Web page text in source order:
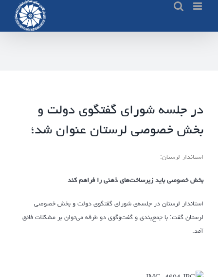
content
در جلسه شورای گفتگوی دولت و
بخش خصوصی لرستان عنوان شد؛
استاندار لرستان:
بخش خصوصی باید زیرساخت‌های ذهنی را فراهم کند
استاندار لرستان در جلسه‌ی شورای گفتگوی دولت و بخش خصوصی
لرستان گفت: با جمع‌بندی و گفت‌وگوی دو طرفه‌ می‌توان بر مشکلات فائق
آمد.